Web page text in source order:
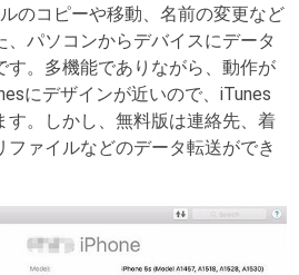
のコピーや移動、名前の変更など
、パソコンからデバイスにデータ
す。多機能でありながら、動作が
にデザインが近いので、iTunes
す。しかし、無料版は連絡先、着
ァイルなどのデータ転送ができ